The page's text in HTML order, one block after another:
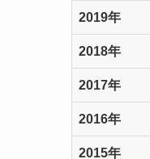
2019年
2018年
2017年
2016年
2015年